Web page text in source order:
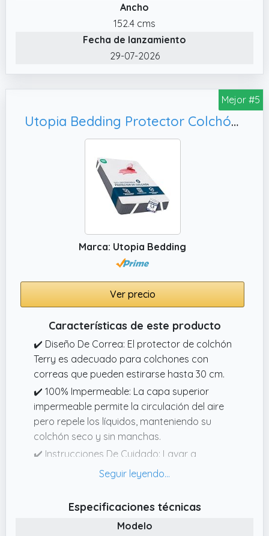
colchón impermeable es una elección
perfecta si está pensando en un protector
de colchón impermeable cómodo, suave,
transpirable y de alta calidad.
Ancho
152.4 cms
Fecha de lanzamiento
29-07-2026
Mejor #5
Utopia Bedding Protector Colchón 135 x 190 cm Impermeable, Cubre Colchón Transpirable
Marca: Utopia Bedding
Ver precio
Características de este producto
✔️ Diseño De Correa: El protector de colchón
Terry es adecuado para colchones con
correas que pueden estirarse hasta 30 cm.
✔️ 100% Impermeable: La capa superior
impermeable permite la circulación del aire
pero repele los líquidos, manteniendo su
colchón seco y sin manchas.
✔️ Instrucciones De Cuidado: Lavar a
máquina en frío, secar en secadora; no
✔️ 4 Bandas Elásticas En Las Esquinas: Las
bandas elásticas de las esquinas ayudan a
asegurar el protector de colchón y
Especificaciones técnicas
Modelo